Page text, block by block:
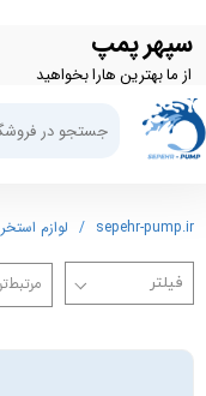
سپهر پمپ
از ما بهترین هارا بخواهید
حساب کاربری من
تغییر گذر واژه
سفارشات
خروج از حساب کاربری
sepehr-pump.ir لوازم استخر